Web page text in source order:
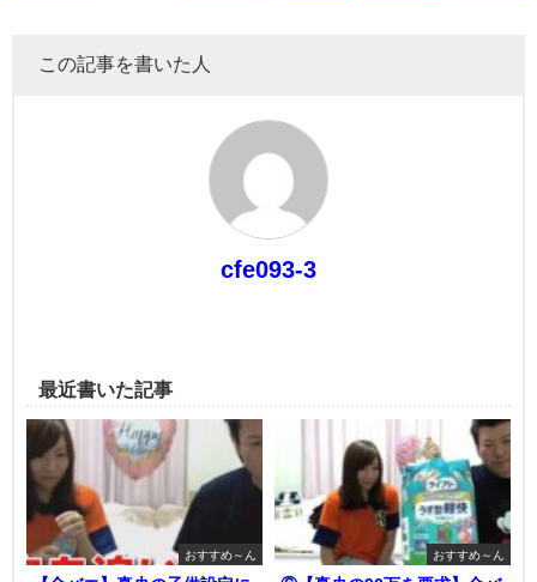
この記事を書いた人
cfe093-3
最近書いた記事
おすすめ～ん おすすめ～ん